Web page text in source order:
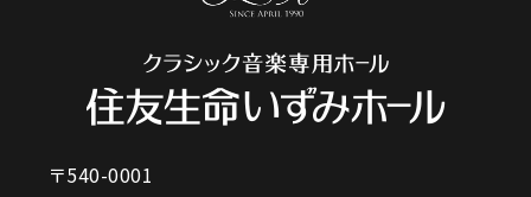
〒540-0001